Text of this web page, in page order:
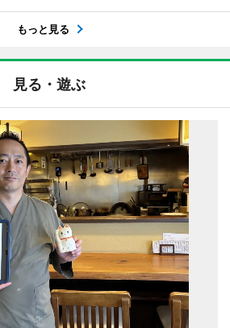
もっと見る
見る・遊ぶ